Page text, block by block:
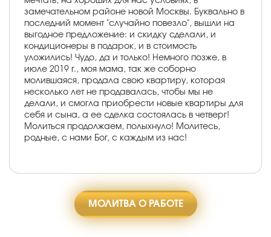
замечательном районе новой Москвы. Буквально в
последний момент "случайно повезло", вышли на
выгодное предложение: и скидку сделали, и
кондиционеры в подарок, и в стоимость
уложились! Чудо, да и только! Немного позже, в
июле 2019 г., моя мама, так же соборно
молившаяся, продала свою квартиру, которая
несколько лет не продавалась, чтобы мы не
делали, и смогла приобрести новые квартиры для
себя и сына, а ее сделка состоялась в четверг!
Молиться продолжаем, полыхнуло! Молитесь,
родные, с нами Бог, с каждым из нас!
МОЛИТВА О РАБОТЕ